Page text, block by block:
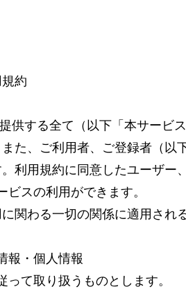
約
供する全て（以下「本サービ
た、ご利用者、ご登録者（以
利用規約に同意したユーザー
スの利用ができます。
関わる一切の関係に適用され
報・個人情報
て取り扱うものとします。